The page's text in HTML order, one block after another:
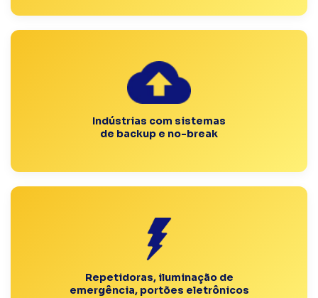
Indústrias com sistemas
de backup e no-break
Repetidoras, iluminação de
emergência, portões eletrônicos